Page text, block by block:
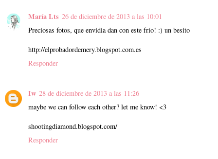
María Lts 26 de diciembre de 2013 a las 10:01
Preciosas fotos, que envidia dan con este frío! :) un besito
http://elprobadordemery.blogspot.com.es
Responder
Iw 28 de diciembre de 2013 a las 11:26
maybe we can follow each other? let me know! <3
shootingdiamond.blogspot.com/
Responder